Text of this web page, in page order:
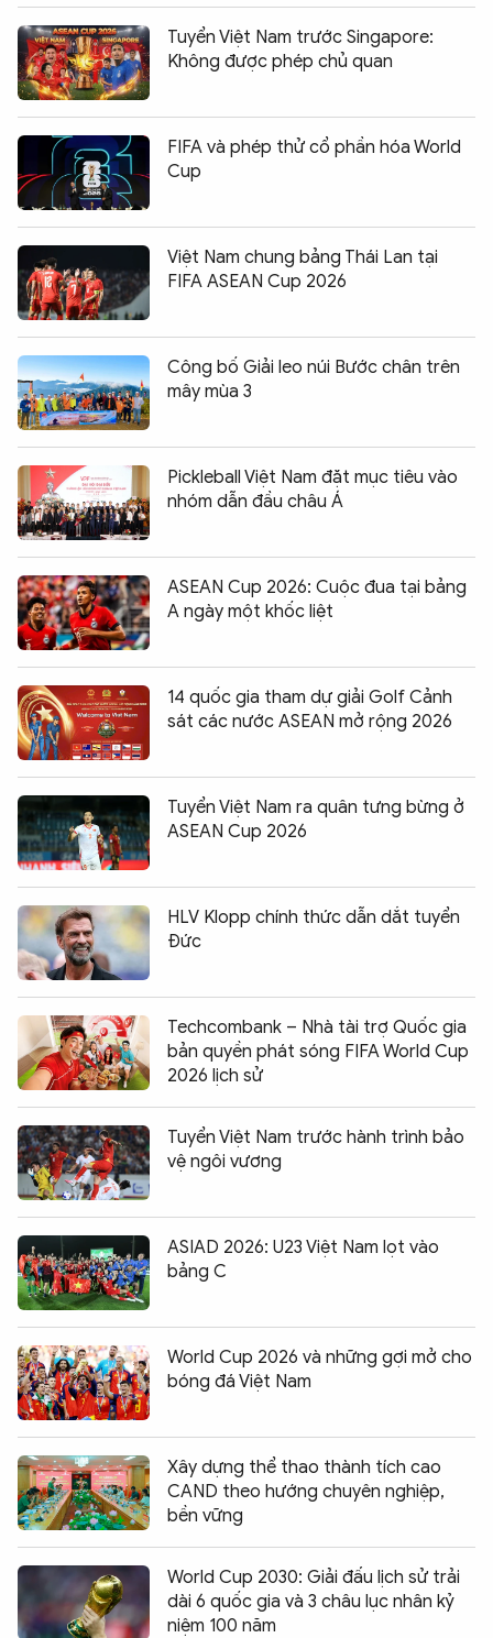
Tuyển Việt Nam trước Singapore:
Không được phép chủ quan
FIFA và phép thử cổ phần hóa World
Cup
Việt Nam chung bảng Thái Lan tại
FIFA ASEAN Cup 2026
Công bố Giải leo núi Bước chân trên
mây mùa 3
Pickleball Việt Nam đặt mục tiêu vào
nhóm dẫn đầu châu Á
ASEAN Cup 2026: Cuộc đua tại bảng
A ngày một khốc liệt
14 quốc gia tham dự giải Golf Cảnh
sát các nước ASEAN mở rộng 2026
Tuyển Việt Nam ra quân tưng bừng ở
ASEAN Cup 2026
HLV Klopp chính thức dẫn dắt tuyển
Đức
Techcombank – Nhà tài trợ Quốc gia
bản quyền phát sóng FIFA World Cup
2026 lịch sử
Tuyển Việt Nam trước hành trình bảo
vệ ngôi vương
ASIAD 2026: U23 Việt Nam lọt vào
bảng C
World Cup 2026 và những gợi mở cho
bóng đá Việt Nam
Xây dựng thể thao thành tích cao
CAND theo hướng chuyên nghiệp,
bền vững
World Cup 2030: Giải đấu lịch sử trải
dài 6 quốc gia và 3 châu lục nhân kỷ
niệm 100 năm